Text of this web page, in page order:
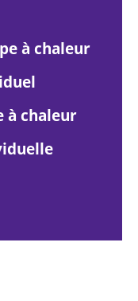
à chaleur
à chaleur